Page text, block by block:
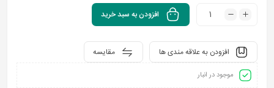
افزودن به سبد خرید
مقایسه افزودن به علاقه مندی ها
موجود در انبار